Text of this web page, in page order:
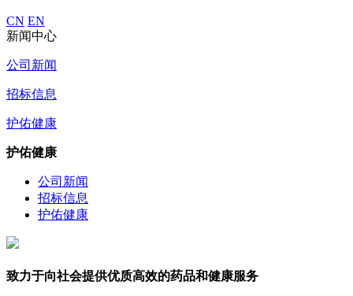
CN EN
新闻中心
公司新闻
招标信息
护佑健康
护佑健康
公司新闻
招标信息
护佑健康
致力于向社会提供优质高效的药品和健康服务